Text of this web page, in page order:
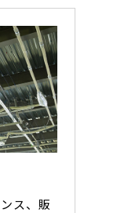
ス、販